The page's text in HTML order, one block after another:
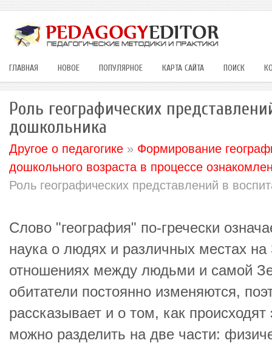
ГЛАВНАЯ НОВОЕ ПОПУЛЯРНОЕ КАРТА САЙТА ПОИСК
Роль географических
дошкольника
Другое о педагогике » Формирование
дошкольного возраста в процессе
Роль географических представлений в
Слово "география" по-гречески
наука о людях и различных местах
отношениях между людьми и самой
обитатели постоянно изменяются,
рассказывает и о том, как
можно разделить на две части: